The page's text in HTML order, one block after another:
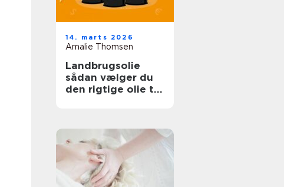
14. marts 2026
Amalie Thomsen
Landbrugsolie
sådan vælger du
den rigtige olie til